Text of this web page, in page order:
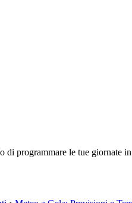
programmare le tue giornate in